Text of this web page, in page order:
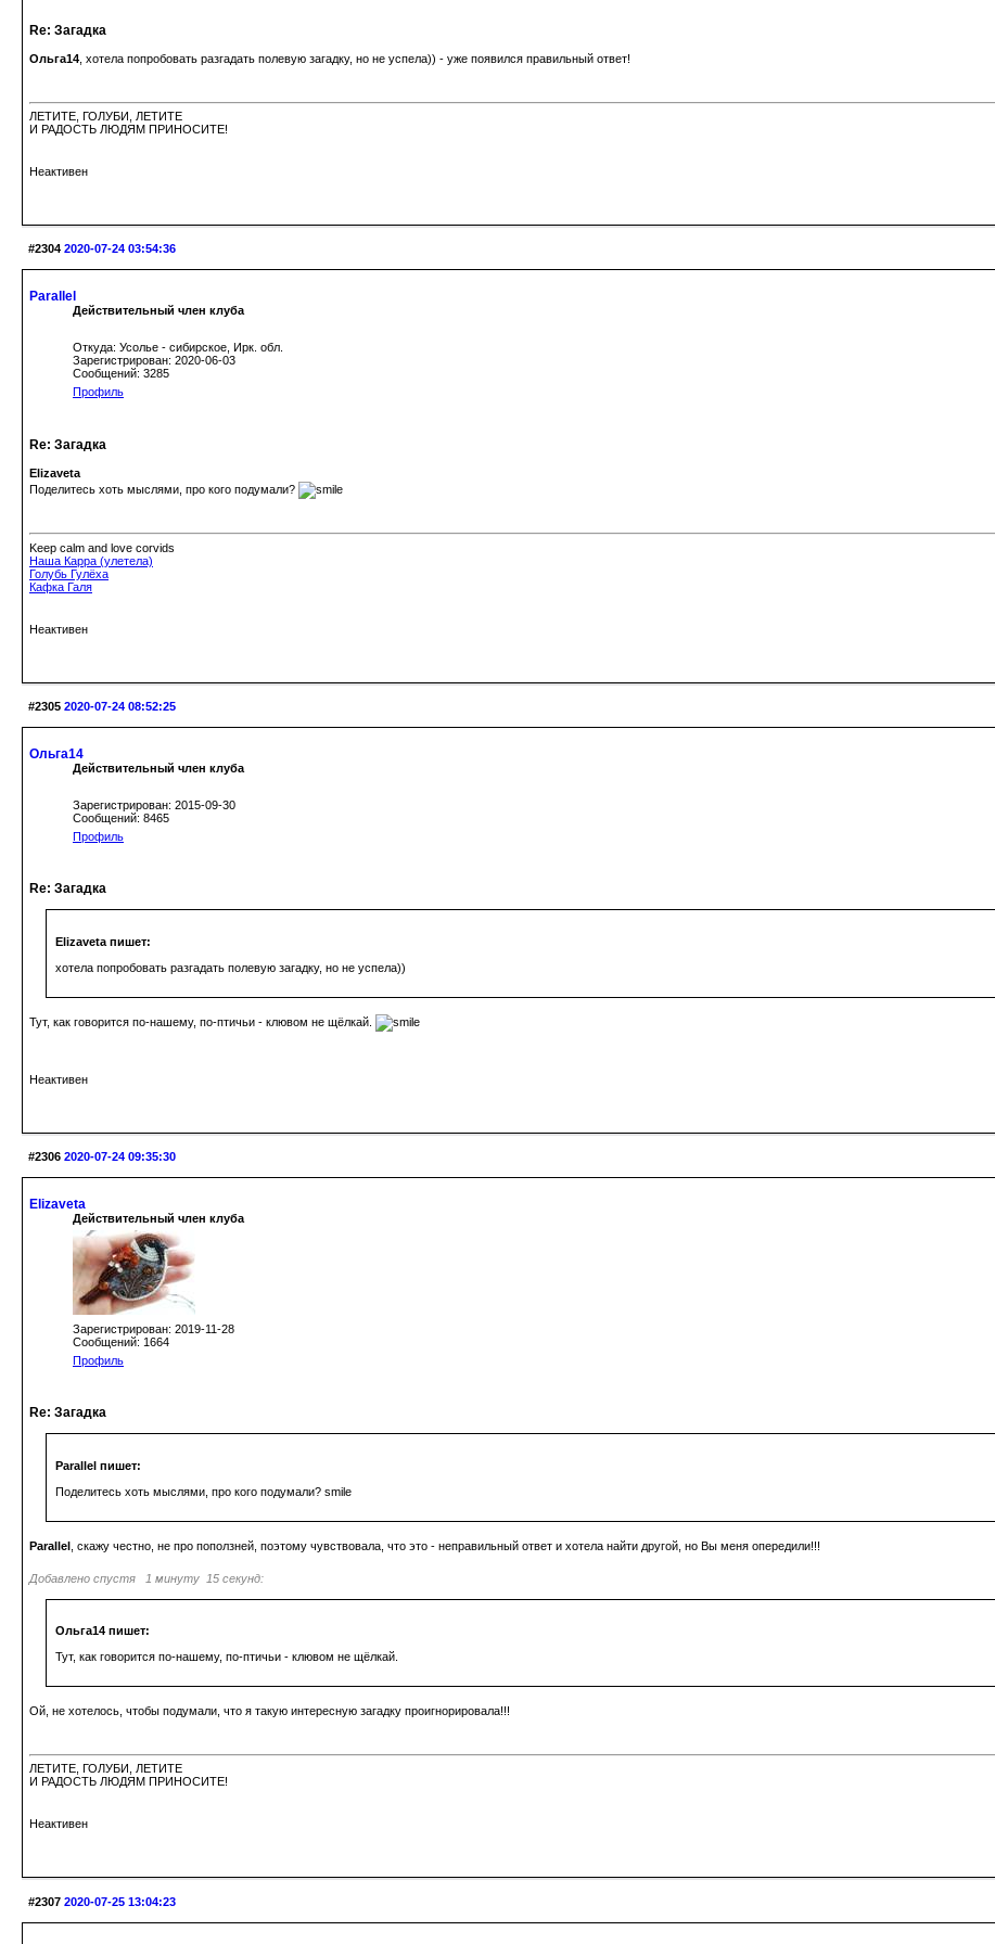
Re: Загадка
Ольга14 , хотела попробовать разгадать полевую загадку, но не успела)) - уже появился правильный ответ!
ЛЕТИТЕ, ГОЛУБИ, ЛЕТИТЕ
И РАДОСТЬ ЛЮДЯМ ПРИНОСИТЕ!
Неактивен
#2304 2020-07-24 03:54:36
Parallel
Действительный член клуба
Откуда: Усолье - сибирское, Ирк. обл.
Зарегистрирован: 2020-06-03
Сообщений: 3285
Профиль
Re: Загадка
Elizaveta
Поделитесь хоть мыслями, про кого подумали?
Keep calm and love corvids
Наша Карра (улетела)
Голубь Гулёха
Кафка Галя
Неактивен
#2305 2020-07-24 08:52:25
Ольга14
Действительный член клуба
Зарегистрирован: 2015-09-30
Сообщений: 8465
Профиль
Re: Загадка
Elizaveta пишет:
хотела попробовать разгадать полевую загадку, но не успела))
Тут, как говорится по-нашему, по-птичьи - клювом не щёлкай.
Неактивен
#2306 2020-07-24 09:35:30
Elizaveta
Действительный член клуба
Зарегистрирован: 2019-11-28
Сообщений: 1664
Профиль
Re: Загадка
Parallel пишет:
Поделитесь хоть мыслями, про кого подумали? smile
Parallel , скажу честно, не про поползней, поэтому чувствовала, что это - неправильный ответ и хотела найти другой, но Вы меня опередили!!!
Добавлено спустя 1 минуту 15 секунд:
Ольга14 пишет:
Тут, как говорится по-нашему, по-птичьи - клювом не щёлкай.
Ой, не хотелось, чтобы подумали, что я такую интересную загадку проигнорировала!!!
ЛЕТИТЕ, ГОЛУБИ, ЛЕТИТЕ
И РАДОСТЬ ЛЮДЯМ ПРИНОСИТЕ!
Неактивен
#2307 2020-07-25 13:04:23